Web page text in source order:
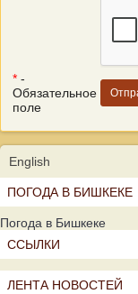
* -
Обязательное
поле
English
ПОГОДА В БИШКЕКЕ
Погода в Бишкеке
ССЫЛКИ
ЛЕНТА НОВОСТЕЙ